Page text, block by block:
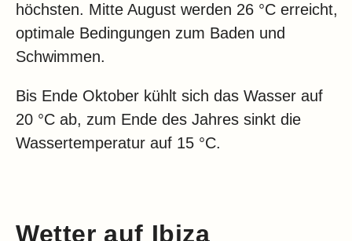
höchsten. Mitte August werden 26 °C erreicht,
optimale Bedingungen zum Baden und
Schwimmen.
Bis Ende Oktober kühlt sich das Wasser auf
20 °C ab, zum Ende des Jahres sinkt die
Wassertemperatur auf 15 °C.
Wetter auf Ibiza